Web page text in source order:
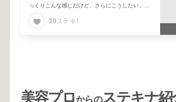
っくりこんな感じだけど、さらにこうしたい」っ
ます笑
10ステキ!
美容プロからのステキナ